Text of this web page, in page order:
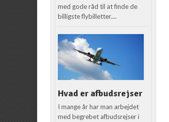
med gode råd til at finde de
billigste flybilletter....
Hvad er afbudsrejser
I mange år har man arbejdet
med begrebet afbudsrejser i